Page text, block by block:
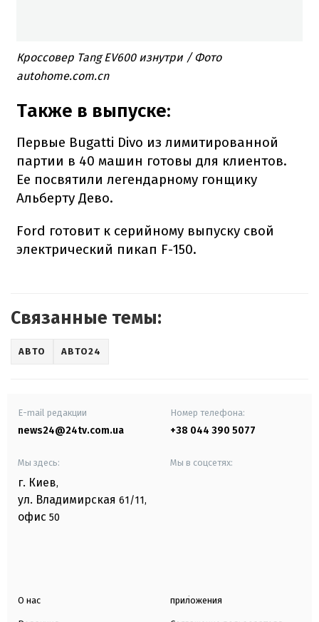
Кроссовер Tang EV600 изнутри / Фото
autohome.com.cn
Также в выпуске:
Первые Bugatti Divo из лимитированной
партии в 40 машин готовы для клиентов.
Ее посвятили легендарному гонщику
Альберту Дево.
Ford готовит к серийному выпуску свой
электрический пикап F-150.
Связанные темы:
АВТО АВТО24
E-mail редакции
news24@24tv.com.ua
Номер телефона:
+38 044 390 5077
Мы здесь:
г. Киев,
ул. Владимирская 61/11,
офис 50
Мы в соцсетях:
О нас приложения